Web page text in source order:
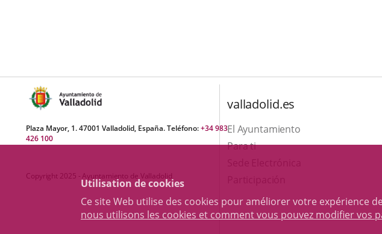
Utilisation de cookies
Ce site Web utilise des cookies pour améliorer votre expérience
nous utilisons les cookies et comment vous pouvez modifier vos
Plaza Mayor, 1. 47001 Valladolid, España. Teléfono:+34 983
426 100
Copyright 2025 - Ayuntamiento de Valladolid
valladolid.es
El Ayuntamiento
Para ti
una
aplicación